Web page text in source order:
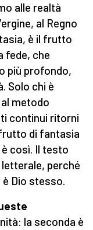
alle realtà
al Regno
è il frutto
fede, che
più profondo,
Solo chi è
metodo
continui ritorni
di fantasia
così. Il testo
perché
Dio stesso.
la seconda è